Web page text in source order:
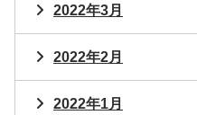
2022年3月
2022年2月
2022年1月